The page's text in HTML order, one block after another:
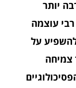
יותר
עוצמה
על
צמיחה